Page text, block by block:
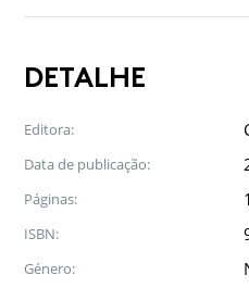
DETALHE
Editora:
Data de publicação:
Páginas:
ISBN:
Género: